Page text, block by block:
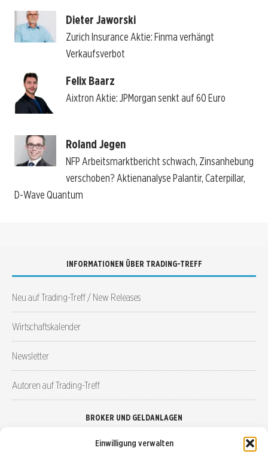
Einwilligung verwalten
Dieter Jaworski
Zurich Insurance Aktie: Finma verhängt
Verkaufsverbot
Felix Baarz
Aixtron Aktie: JPMorgan senkt auf 60 Euro
Roland Jegen
NFP Arbeitsmarktbericht schwach, Zinsanhebung
verschoben? Aktienanalyse Palantir, Caterpillar,
D-Wave Quantum
INFORMATIONEN ÜBER TRADING-TREFF
Neu auf Trading-Treff / New Releases
Wirtschaftskalender
Newsletter
Autoren auf Trading-Treff
BROKER UND GELDANLAGEN